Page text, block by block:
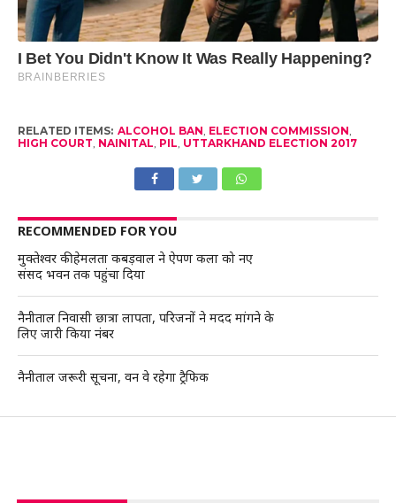
RELATED ITEMS: ALCOHOL BAN ELECTION COMMISSION
HIGH COURT NAINITAL PIL UTTARKHAND ELECTION 2017
RECOMMENDED FOR YOU
मुक्तेश्वर की हेमलता कबड़वाल ने ऐपण कला को नए
संसद भवन तक पहुंचा दिया
नैनीताल निवासी छात्रा लापता, परिजनों ने मदद मांगने के
लिए जारी किया नंबर
नैनीताल जरूरी सूचना, वन वे रहेगा ट्रैफिक